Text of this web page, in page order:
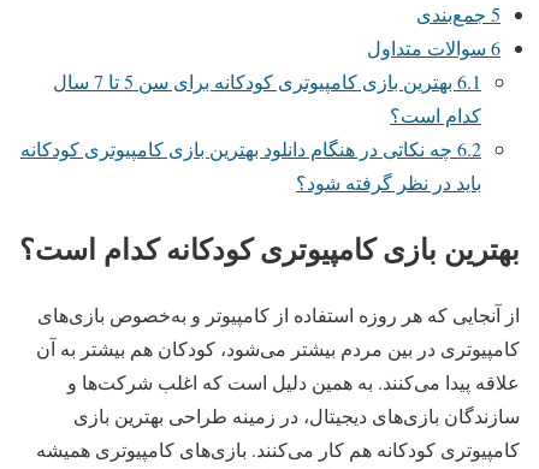
5 جمع‌بندی
6 سوالات متداول
6.1
بهترین بازی کامپیوتری کودکانه برای سن 5 تا 7 سال
کدام است؟
6.2 چه نکاتی در هنگام دانلود بهترین بازی کامپیوتری کودکانه
باید در نظر گرفته شود؟
بهترین بازی کامپیوتری کودکانه کدام است؟
از آنجایی که هر روزه استفاده از کامپیوتر و به‌خصوص بازی‌های
کامپیوتری در بین مردم بیشتر می‌شود، کودکان هم بیشتر به آن
علاقه پیدا می‌کنند. به همین دلیل است که اغلب شرکت‌ها و
سازندگان بازی‌های دیجیتال، در زمینه طراحی بهترین بازی
کامپیوتری کودکانه هم کار می‌کنند. بازی‌های کامپیوتری همیشه